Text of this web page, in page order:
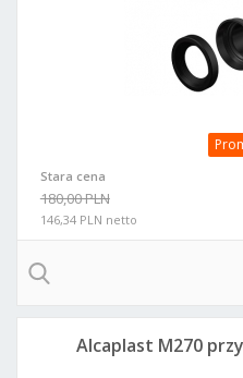
Stara cena
180,00 PLN
146,34 PLN netto
Alcaplast M270